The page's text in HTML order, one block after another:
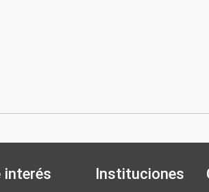
interés Instituciones